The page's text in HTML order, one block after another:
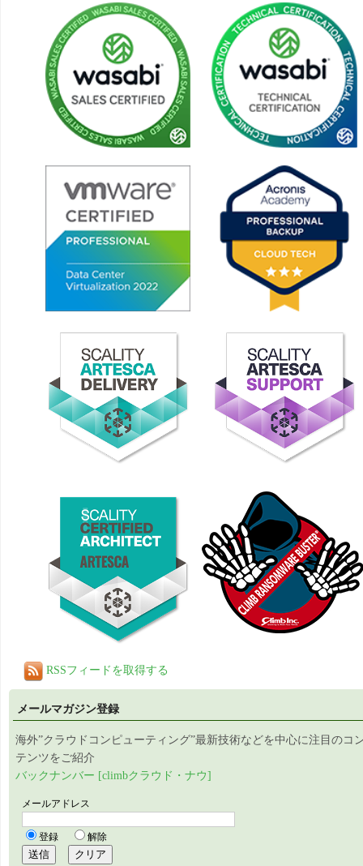
RSSフィードを取得する
メールマガジン登録
海外”クラウドコンピューティング”最新技術などを中心に注目のコ
テンツをご紹介
バックナンバー [climbクラウド・ナウ]